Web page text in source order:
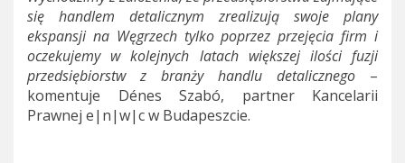
się handlem detalicznym zrealizują swoje plany
ekspansji na Węgrzech tylko poprzez przejęcia firm i
oczekujemy w kolejnych latach większej ilości fuzji
przedsiębiorstw z branży handlu detalicznego –
komentuje Dénes Szabó, partner Kancelarii
Prawnej e|n|w|c w Budapeszcie.